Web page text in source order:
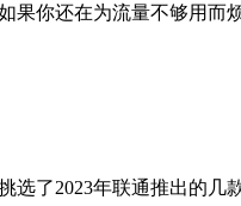
你还在为流量不够用
了2023年联通推出的